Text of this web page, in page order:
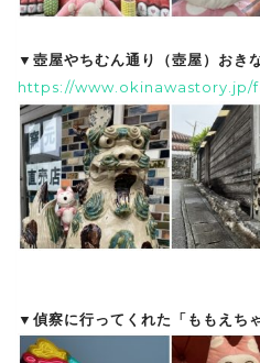
▼壺屋やちむん通り（壺屋）おき
https://
▼偵察に行ってくれた「ももえち